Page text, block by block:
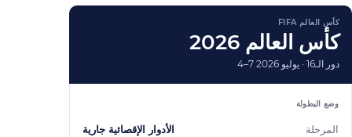
كأس العالم FIFA
كأس العالم 2026
دور الـ16 · 4–7 يوليو 2026
وضع البطولة
المرحلة الأدوار الإقصائية جارية